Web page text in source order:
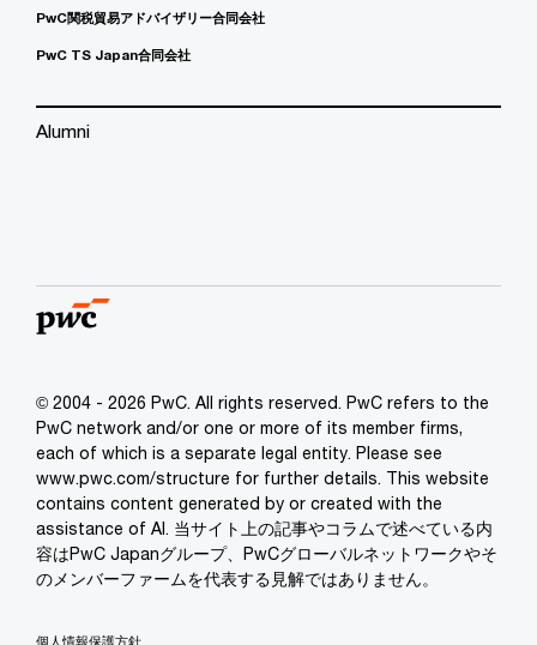
PwC関税貿易アドバイザリー合同会社
PwC TS Japan合同会社
Alumni
© 2004 - 2026 PwC. All rights reserved. PwC refers to the
PwC network and/or one or more of its member firms,
each of which is a separate legal entity. Please see
www.pwc.com/structure for further details. This website
contains content generated by or created with the
assistance of AI. 当サイト上の記事やコラムで述べている内
容はPwC Japanグループ、PwCグローバルネットワークやそ
のメンバーファームを代表する見解ではありません。
個人情報保護方針